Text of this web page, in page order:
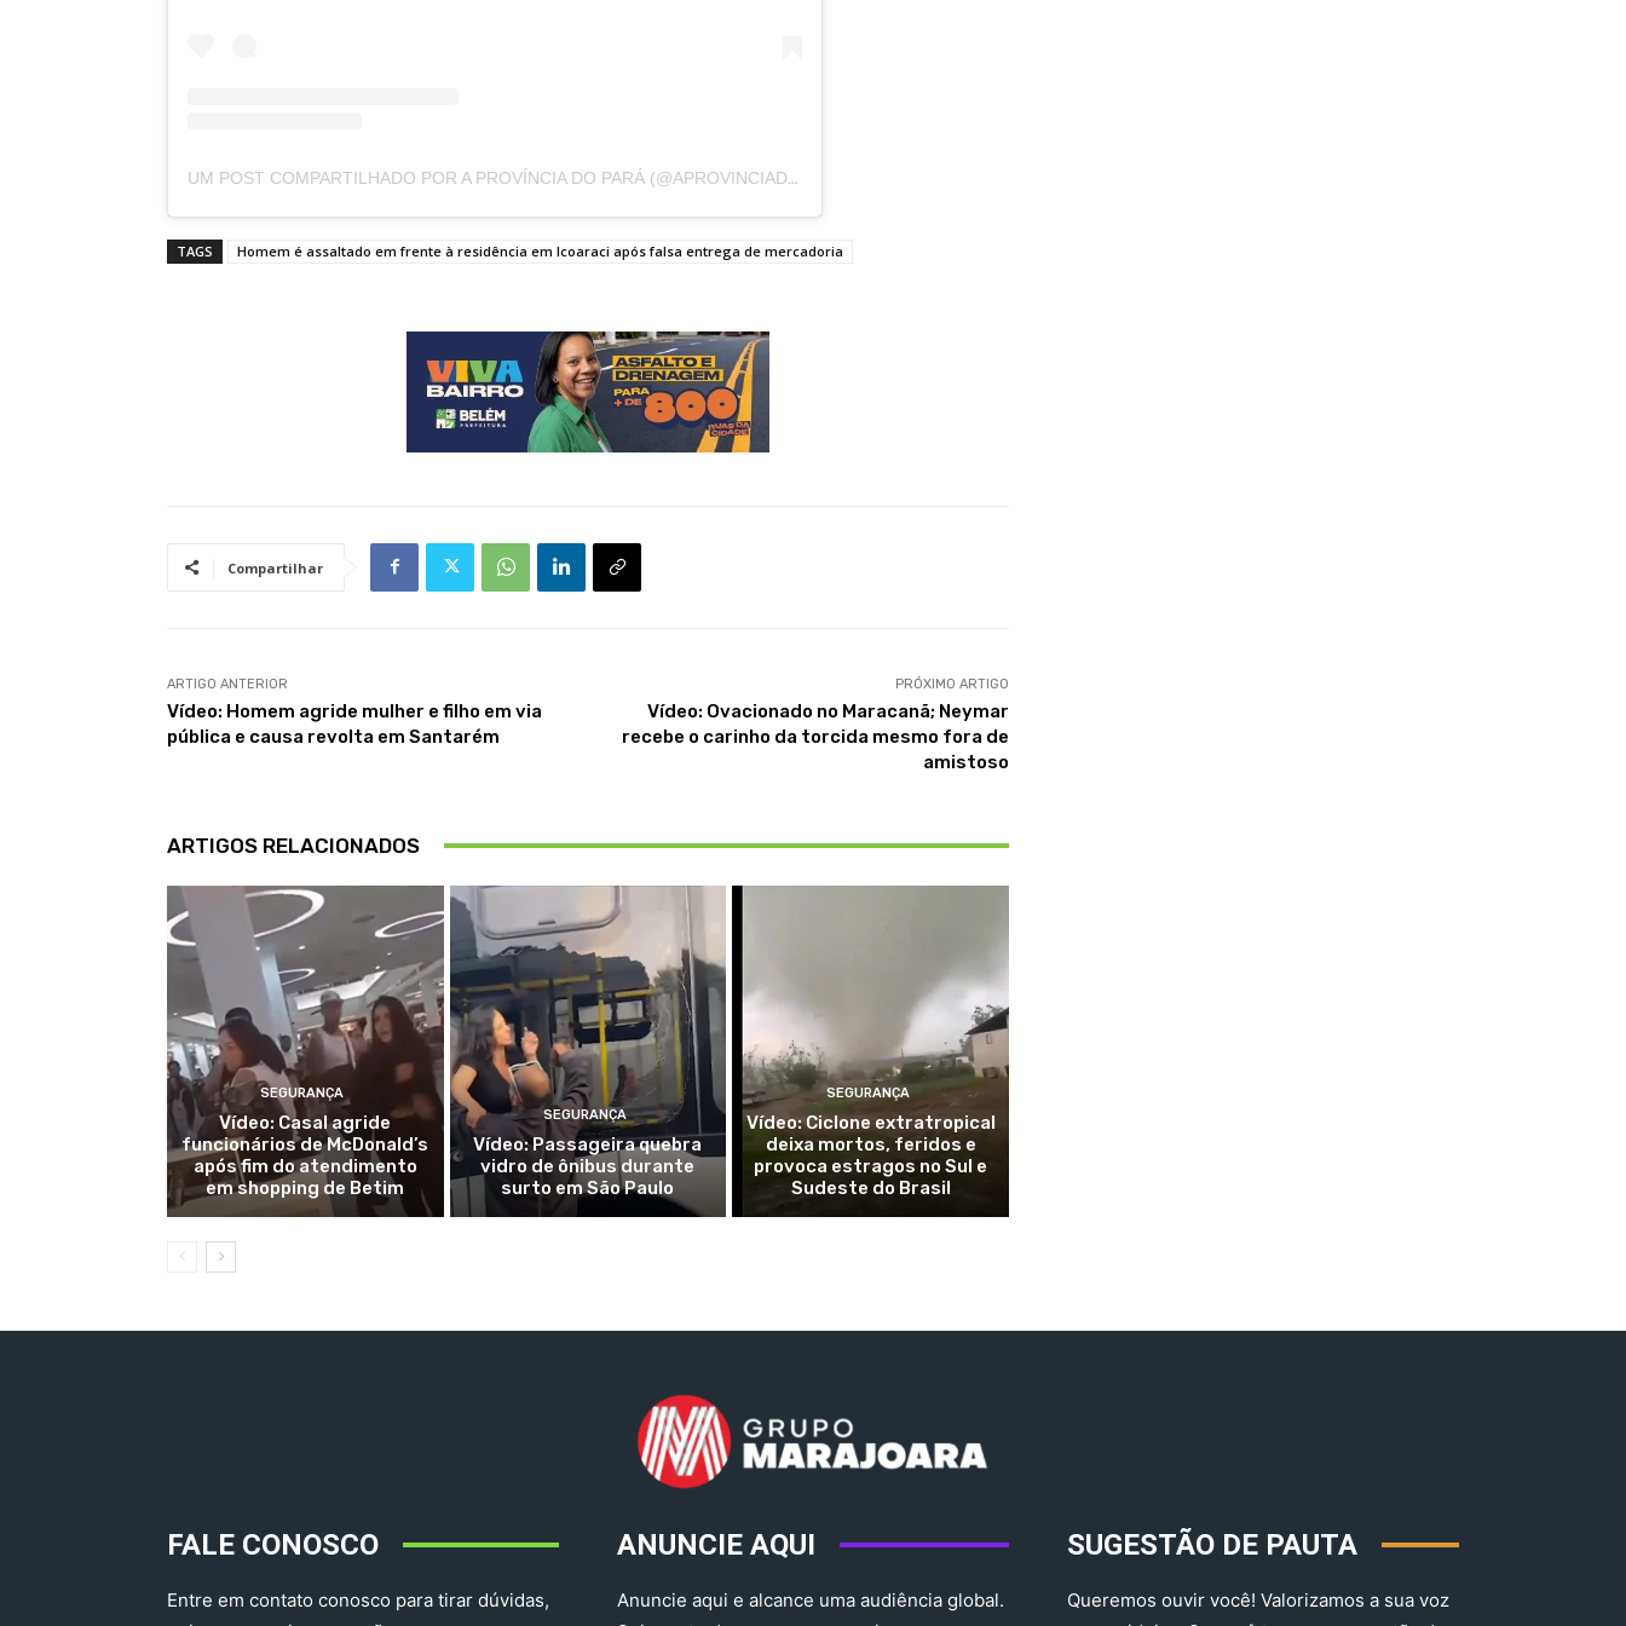
UM POST COMPARTILHADO POR A PROVÍNCIA DO PARÁ (@APROVINCIADOPARA)
TAGS Homem é assaltado em frente à residência em Icoaraci após falsa entrega de mercadoria
Compartilhar
ARTIGO ANTERIOR
Vídeo: Homem agride mulher e filho em via
pública e causa revolta em Santarém
PRÓXIMO ARTIGO
Vídeo: Ovacionado no Maracanã; Neymar
recebe o carinho da torcida mesmo fora de
amistoso
ARTIGOS RELACIONADOS
SEGURANÇA
Vídeo: Casal agride
funcionários de McDonald’s
após fim do atendimento
em shopping de Betim
SEGURANÇA
Vídeo: Passageira quebra
vidro de ônibus durante
surto em São Paulo
SEGURANÇA
Vídeo: Ciclone extratropical
deixa mortos, feridos e
provoca estragos no Sul e
Sudeste do Brasil
FALE CONOSCO
Entre em contato conosco para tirar dúvidas,
ANUNCIE AQUI
Anuncie aqui e alcance uma audiência global.
SUGESTÃO DE PAUTA
Queremos ouvir você! Valorizamos a sua voz